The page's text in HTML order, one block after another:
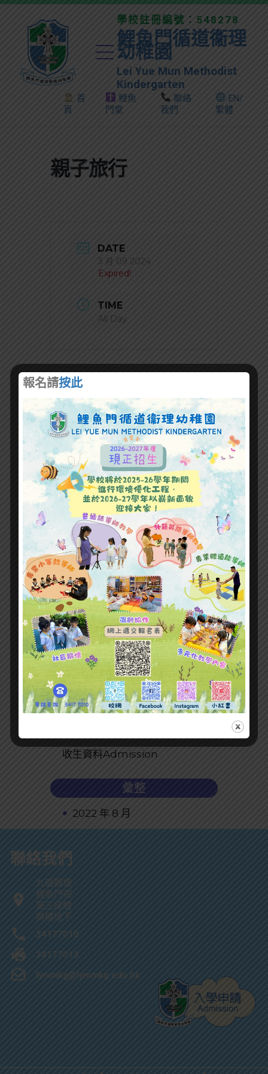
學校註冊編號：548278
鯉魚門循道衞理
幼稚園
Lei Yue Mun Methodist
Kindergarten
首
頁
鯉魚
門堂
聯絡
我們
EN/
繁體
親子旅行
DATE
3 月 09 2024
Expired!
TIME
All Day
+ Add to Google Calendar
+ iCal / Outlook export
SHARE THIS EVENT
收生資料Admission
彙整
2022 年 8 月
聯絡我們
九龍觀塘
鯉魚門邨
第三座鯉
興樓地下
34177010
34177013
lymmkg@lymmkg.edu.hk
報名請按此